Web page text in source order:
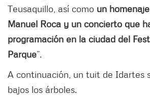
Teusaquillo, así como un
Manuel Roca y un concierto que
programación en la ciudad del
Parque”.
A continuación, un tuit de Idartes
bajos los árboles.